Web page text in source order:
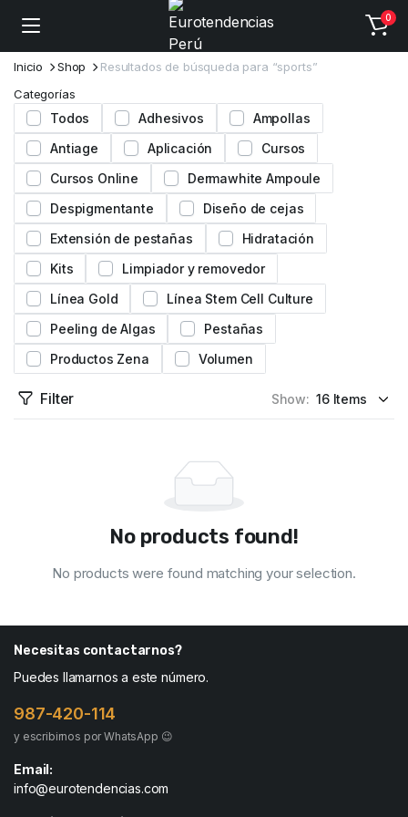
0
Inicio Shop
Resultados de búsqueda para “sports”
Categorías
Todos Adhesivos
Ampollas
Antiage
Aplicación
Cursos
Cursos Online
Dermawhite Ampoule
Despigmentante
Diseño de cejas
Extensión de pestañas
Hidratación
Kits
Limpiador y removedor
Línea Gold
Línea Stem Cell Culture
Peeling de Algas
Pestañas
Productos Zena
Volumen
Filter Show:
No products found!
No products were found matching your selection.
Necesitas contactarnos?
Puedes llamarnos a este número.
987-420-114
y escribirnos por WhatsApp 😉
Email:
info@eurotendencias.com